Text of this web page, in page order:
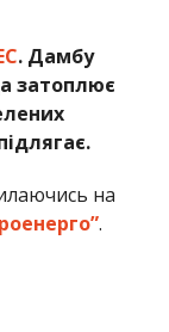
. Дамбу
затоплює
на
.